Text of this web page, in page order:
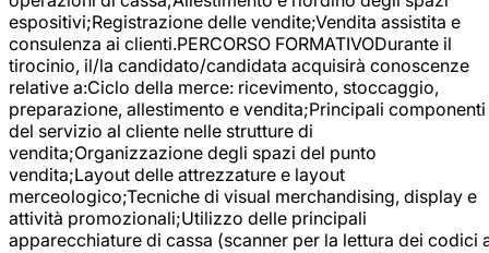
espositivi;Registrazione delle vendite;Vendita assistita e
consulenza ai clienti.PERCORSO FORMATIVODurante il
tirocinio, il/la candidato/candidata acquisirà conoscenze
relative a:Ciclo della merce: ricevimento, stoccaggio,
preparazione, allestimento e vendita;Principali componenti
del servizio al cliente nelle strutture di
vendita;Organizzazione degli spazi del punto
vendita;Layout delle attrezzature e layout
merceologico;Tecniche di visual merchandising, display e
attività promozionali;Utilizzo delle principali
apparecchiature di cassa (scanner per la lettura dei codici